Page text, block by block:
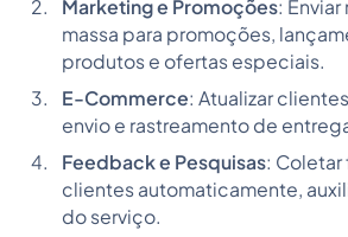
Marketing e Promoções:
massa para promoções,
produtos e ofertas especiais.
E-Commerce: Atualizar
envio e rastreamento de
Feedback e Pesquisas:
clientes automaticamente,
do serviço.